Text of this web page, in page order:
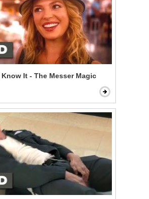
Know It - The Messer Magic